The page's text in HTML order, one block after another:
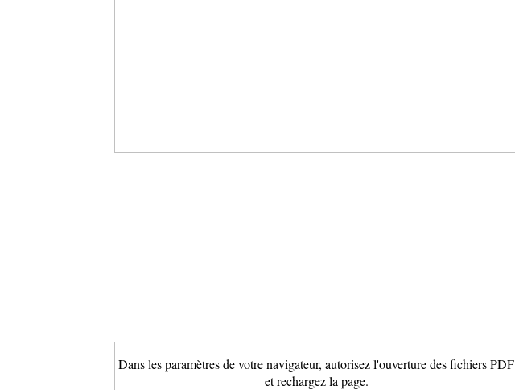
Dans les paramètres de votre navigateur, autorisez l'ouverture des fichiers PDF
et rechargez la page.